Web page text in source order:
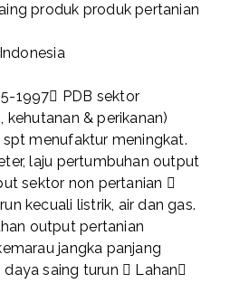
produk produk pertanian
1997 PDB sektor
kehutanan & perikanan)
menufaktur meningkat.
laju pertumbuhan output
sektor non pertanian 
kecuali listrik, air dan gas.
output pertanian
jangka panjang
saing turun  Lahan